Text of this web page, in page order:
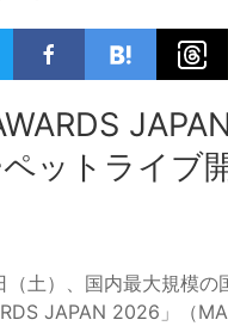
ットライブ
土）、国内最大規模の
JAPAN 2026」（